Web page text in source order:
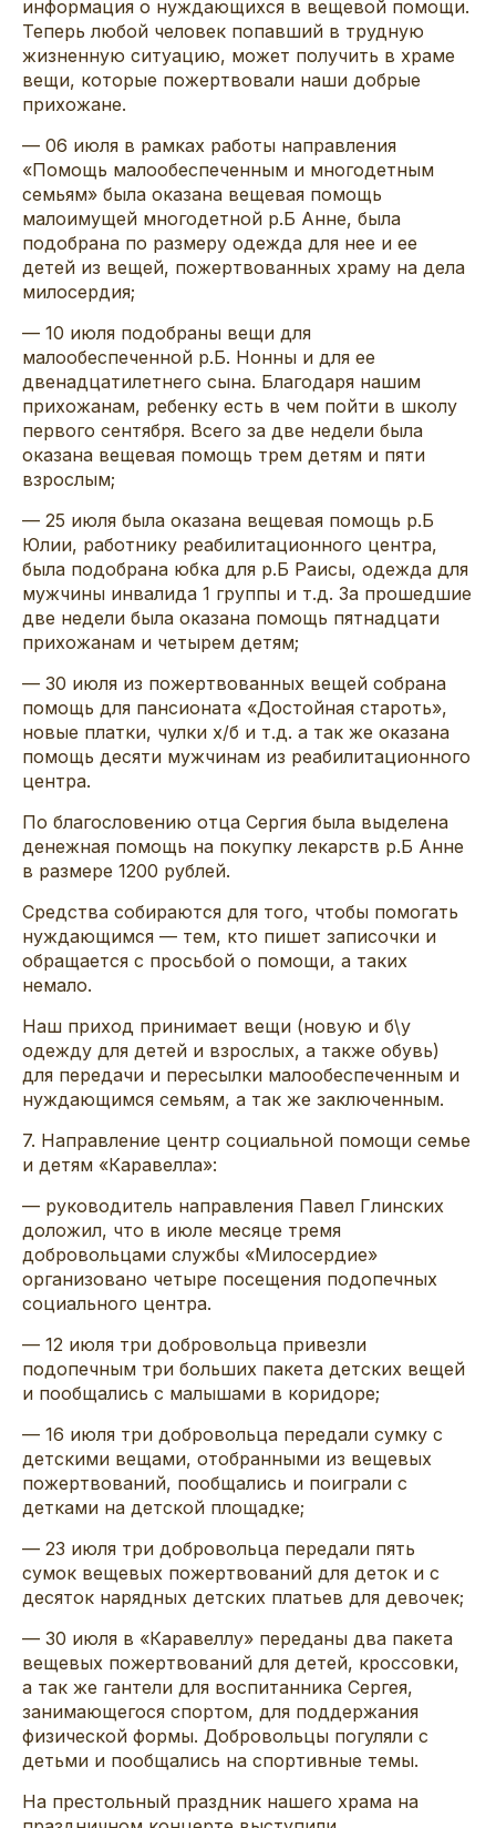
информация о нуждающихся в вещевой помощи.
Теперь любой человек попавший в трудную
жизненную ситуацию, может получить в храме
вещи, которые пожертвовали наши добрые
прихожане.
— 06 июля в рамках работы направления
«Помощь малообеспеченным и многодетным
семьям» была оказана вещевая помощь
малоимущей многодетной р.Б Анне, была
подобрана по размеру одежда для нее и ее
детей из вещей, пожертвованных храму на дела
милосердия;
— 10 июля подобраны вещи для
малообеспеченной р.Б. Нонны и для ее
двенадцатилетнего сына. Благодаря нашим
прихожанам, ребенку есть в чем пойти в школу
первого сентября. Всего за две недели была
оказана вещевая помощь трем детям и пяти
взрослым;
— 25 июля была оказана вещевая помощь р.Б
Юлии, работнику реабилитационного центра,
была подобрана юбка для р.Б Раисы, одежда для
мужчины инвалида 1 группы и т.д. За прошедшие
две недели была оказана помощь пятнадцати
прихожанам и четырем детям;
— 30 июля из пожертвованных вещей собрана
помощь для пансионата «Достойная староть»,
новые платки, чулки х/б и т.д. а так же оказана
помощь десяти мужчинам из реабилитационного
центра.
По благословению отца Сергия была выделена
денежная помощь на покупку лекарств р.Б Анне
в размере 1200 рублей.
Средства собираются для того, чтобы помогать
нуждающимся — тем, кто пишет записочки и
обращается с просьбой о помощи, а таких
немало.
Наш приход принимает вещи (новую и б\у
одежду для детей и взрослых, а также обувь)
для передачи и пересылки малообеспеченным и
нуждающимся семьям, а так же заключенным.
7. Направление центр социальной помощи семье
и детям «Каравелла»:
— руководитель направления Павел Глинских
доложил, что в июле месяце тремя
добровольцами службы «Милосердие»
организовано четыре посещения подопечных
социального центра.
— 12 июля три добровольца привезли
подопечным три больших пакета детских вещей
и пообщались с малышами в коридоре;
— 16 июля три добровольца передали сумку с
детскими вещами, отобранными из вещевых
пожертвований, пообщались и поиграли с
детками на детской площадке;
— 23 июля три добровольца передали пять
сумок вещевых пожертвований для деток и с
десяток нарядных детских платьев для девочек;
— 30 июля в «Каравеллу» переданы два пакета
вещевых пожертвований для детей, кроссовки,
а так же гантели для воспитанника Сергея,
занимающегося спортом, для поддержания
физической формы. Добровольцы погуляли с
детьми и пообщались на спортивные темы.
На престольный праздник нашего храма на